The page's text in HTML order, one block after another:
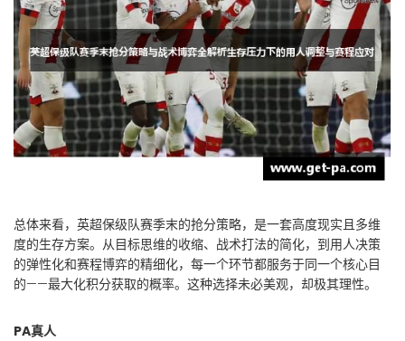
总体来看，英超保级队赛季末的抢分策略，是一套高度现实且多维
度的生存方案。从目标思维的收缩、战术打法的简化，到用人决策
的弹性化和赛程博弈的精细化，每一个环节都服务于同一个核心目
的——最大化积分获取的概率。这种选择未必美观，却极其理性。
PA真人